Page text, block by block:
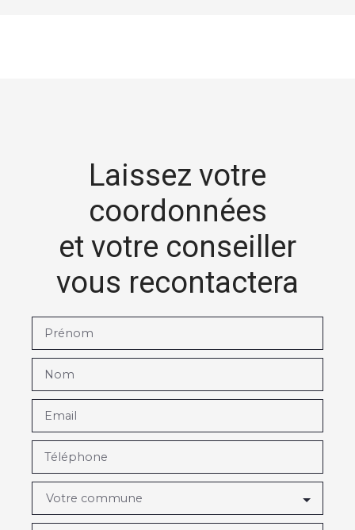
Laissez votre
coordonnées
et votre conseiller
vous recontactera
Prénom
Nom
Email
Téléphone
Votre commune